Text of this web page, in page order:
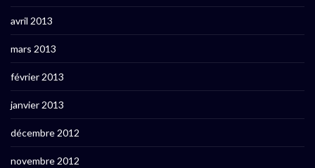
avril 2013
mars 2013
février 2013
janvier 2013
décembre 2012
novembre 2012